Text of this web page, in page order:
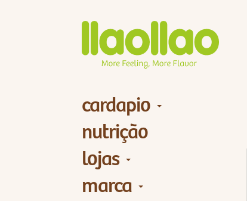
cardapio
nutrição
lojas
marca